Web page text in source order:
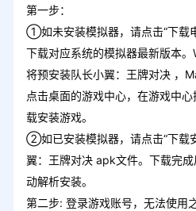
第一步：
①如未安装模拟器，请点击“下载
下载对应系统的模拟器最新版本
将预安装队长小翼：王牌对决 ，
点击桌面的游戏中心，在游戏中
载安装游戏。
②如已安装模拟器，请点击“下载
翼：王牌对决 apk文件。下载完
动解析安装。
第二步: 登录游戏账号，无法使用